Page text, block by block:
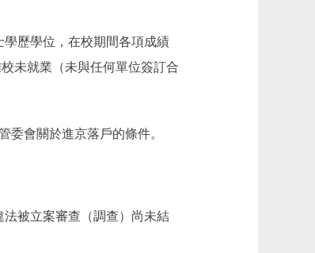
歷學位，在校期間各項成績
未就業（未與任何單位簽訂合
會關於進京落戶的條件。
被立案審查（調查）尚未結